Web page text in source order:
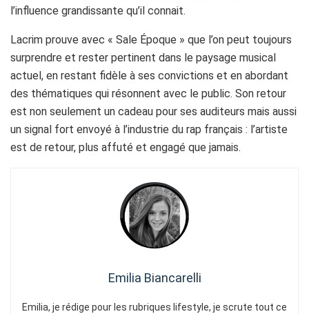
l’influence grandissante qu’il connait.
Lacrim prouve avec « Sale Époque » que l’on peut toujours
surprendre et rester pertinent dans le paysage musical
actuel, en restant fidèle à ses convictions et en abordant
des thématiques qui résonnent avec le public. Son retour
est non seulement un cadeau pour ses auditeurs mais aussi
un signal fort envoyé à l’industrie du rap français : l’artiste
est de retour, plus affuté et engagé que jamais.
Emilia Biancarelli
Emilia, je rédige pour les rubriques lifestyle, je scrute tout ce